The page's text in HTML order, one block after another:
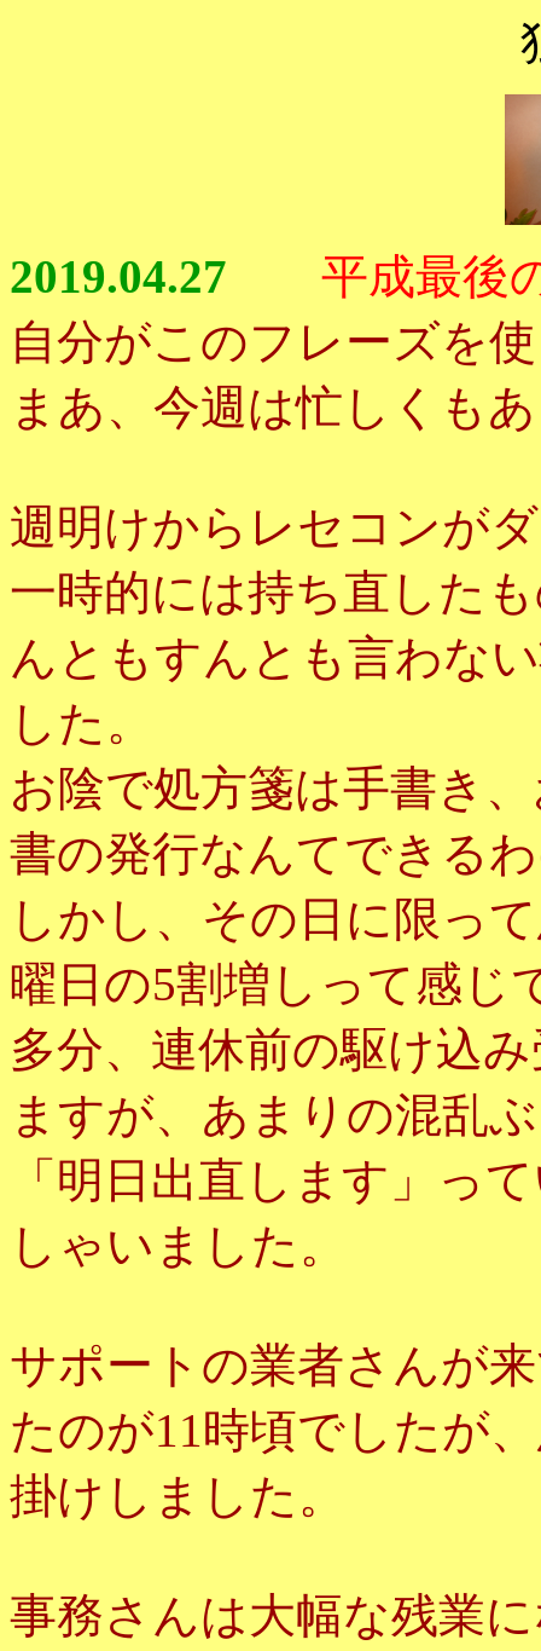
2019.04.27
平成最後
自分がこのフレーズを
まあ、今週は忙しくも
週明けからレセコンが
一時的には持ち直した
んともすんとも言わな
した。
お陰で処方箋は手書き
書の発行なんてできる
しかし、その日に限っ
曜日の5割増しって感じ
多分、連休前の駆け込
ますが、あまりの混乱
「明日出直します」っ
しゃいました。
サポートの業者さんが
たのが11時頃でしたが
掛けしました。
事務さんは大幅な残業